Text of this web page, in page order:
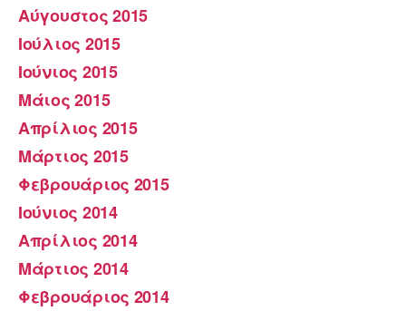
Αύγουστος 2015
Ιούλιος 2015
Ιούνιος 2015
Μάιος 2015
Απρίλιος 2015
Μάρτιος 2015
Φεβρουάριος 2015
Ιούνιος 2014
Απρίλιος 2014
Μάρτιος 2014
Φεβρουάριος 2014